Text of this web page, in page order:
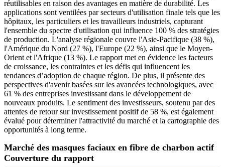
réutilisables en raison des avantages en matière de durabilité. Les
applications sont ventilées par secteurs d'utilisation finale tels que les
hôpitaux, les particuliers et les travailleurs industriels, capturant
l'ensemble du spectre d'utilisation qui influence 100 % des stratégies
de production. L'analyse régionale couvre l'Asie-Pacifique (38 %),
l'Amérique du Nord (27 %), l'Europe (22 %), ainsi que le Moyen-
Orient et l'Afrique (13 %). Le rapport met en évidence les facteurs
de croissance, les contraintes et les défis qui influencent les
tendances d’adoption de chaque région. De plus, il présente des
perspectives d'avenir basées sur les avancées technologiques, avec
61 % des entreprises investissant dans le développement de
nouveaux produits. Le sentiment des investisseurs, soutenu par des
attentes de retour sur investissement positif de 58 %, est également
évalué pour déterminer l'attractivité du marché et la cartographie des
opportunités à long terme.
Marché des masques faciaux en fibre de charbon actif
Couverture du rapport